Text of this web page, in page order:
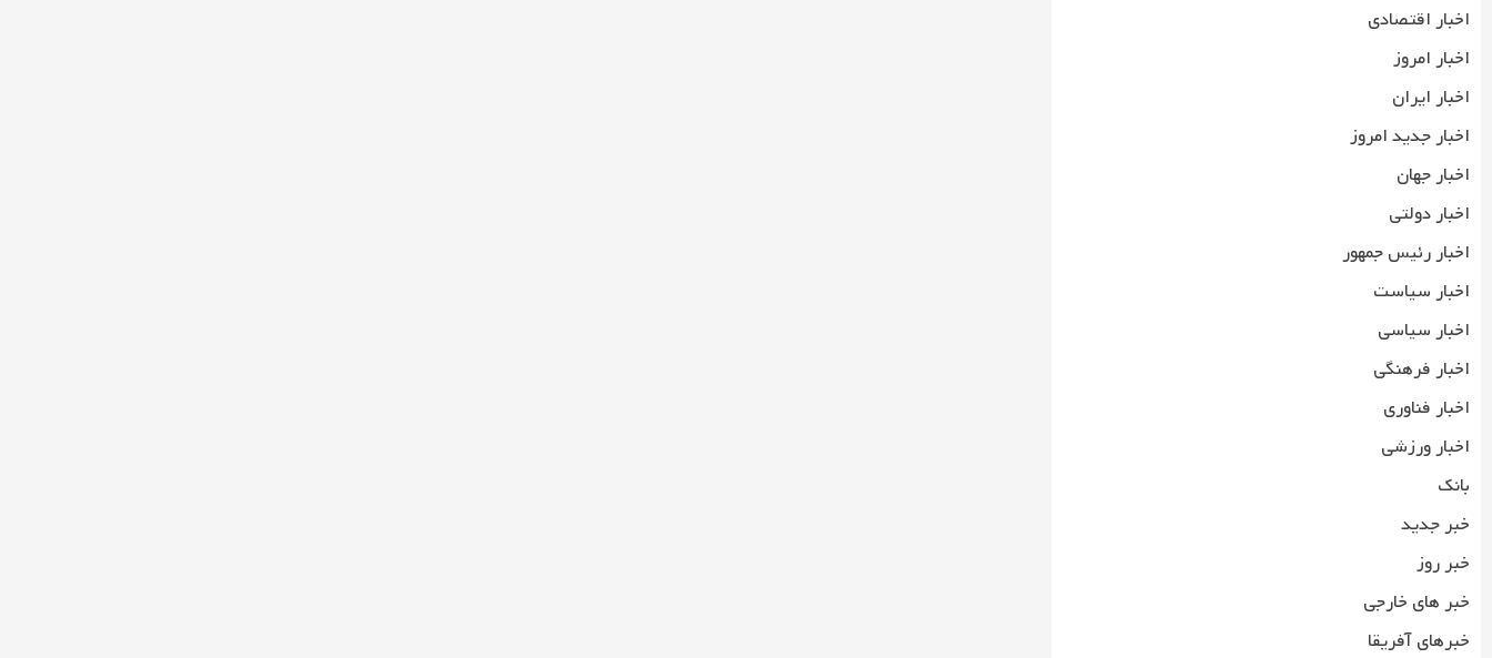
اخبار اقتصادی
اخبار امروز
اخبار ایران
اخبار جدید امروز
اخبار جهان
اخبار دولتی
اخبار رئیس جمهور
اخبار سیاست
اخبار سیاسی
اخبار فرهنگی
اخبار فناوری
اخبار ورزشی
بانک
خبر جدید
خبر روز
خبر های خارجی
خبرهای آفریقا